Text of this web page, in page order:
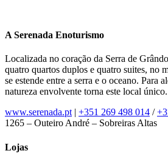
A Serenada Enoturismo
Localizada no coração da Serra de
quatro quartos duplos e quatro suites, no
se estende entre a serra e o oceano. Para
natureza envolvente torna este local único.
www.serenada.pt| +351 269 498 014 /
1265 – Outeiro André – Sobreiras Altas
Lojas